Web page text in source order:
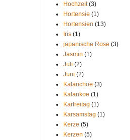
Hochzeit (3)
Hortensie (1)
Hortensien (13)
Iris (1)
japanische Rose (3)
Jasmin (1)
Juli (2)
Juni (2)
Kalanchoe (3)
Kalankoe (1)
Karfreitag (1)
Karsamstag (1)
Kerze (5)
Kerzen (5)